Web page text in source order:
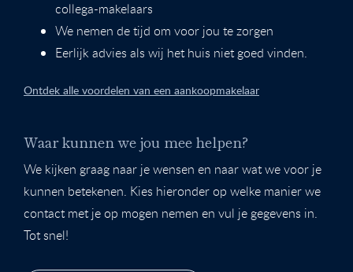
collega-makelaars
We nemen de tijd om voor jou te zorgen
Eerlijk advies als wij het huis niet goed vinden.
Ontdek alle voordelen van een aankoopmakelaar
Waar kunnen we jou mee helpen?
We kijken graag naar je wensen en naar wat we voor je
kunnen betekenen. Kies hieronder op welke manier we
contact met je op mogen nemen en vul je gegevens in.
Tot snel!